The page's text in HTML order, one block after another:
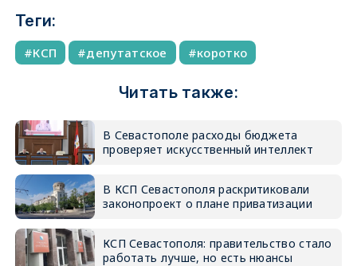
Теги:
КСП депутатское коротко
Читать также:
В Севастополе расходы бюджета
проверяет искусственный интеллект
В КСП Севастополя раскритиковали
законопроект о плане приватизации
КСП Севастополя: правительство стало
работать лучше, но есть нюансы